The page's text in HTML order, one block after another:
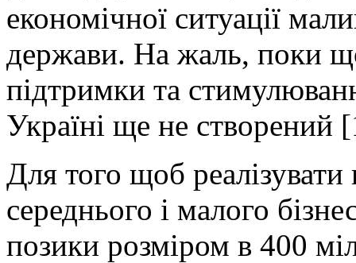
економічної ситуації
держави. На жаль, поки
підтримки та
Україні ще не створений
Для того щоб
середнього і малого
позики розміром в 400